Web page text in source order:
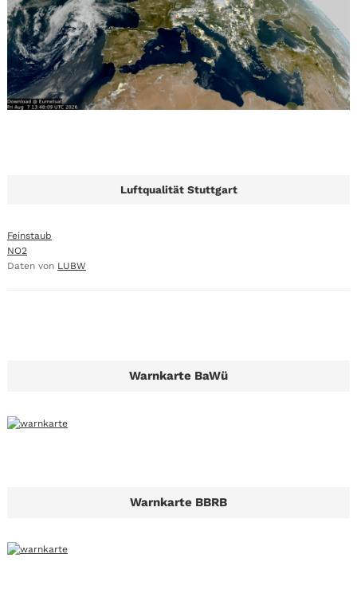
Luftqualität Stuttgart
Feinstaub
NO2
Daten von LUBW
Warnkarte BaWü
Warnkarte BBRB